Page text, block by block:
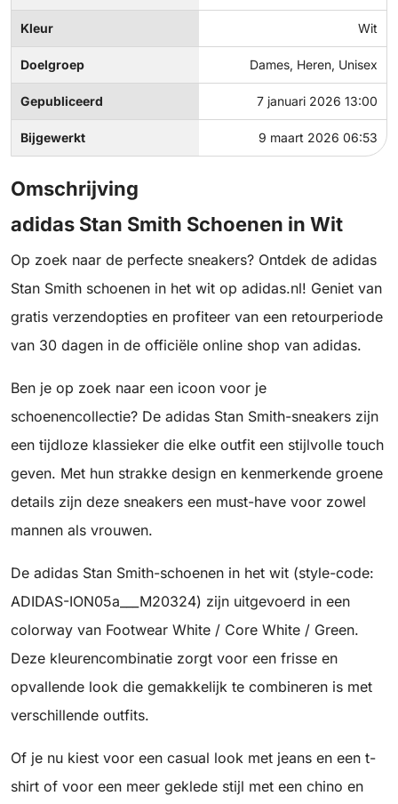
Kleur Wit
Doelgroep Dames, Heren, Unisex
Gepubliceerd 7 januari 2026 13:00
Bijgewerkt 9 maart 2026 06:53
Omschrijving
adidas Stan Smith Schoenen in Wit
Op zoek naar de perfecte sneakers? Ontdek de adidas
Stan Smith schoenen in het wit op adidas.nl! Geniet van
gratis verzendopties en profiteer van een retourperiode
van 30 dagen in de officiële online shop van adidas.
Ben je op zoek naar een icoon voor je
schoenencollectie? De adidas Stan Smith-sneakers zijn
een tijdloze klassieker die elke outfit een stijlvolle touch
geven. Met hun strakke design en kenmerkende groene
details zijn deze sneakers een must-have voor zowel
mannen als vrouwen.
De adidas Stan Smith-schoenen in het wit (style-code:
ADIDAS-ION05a___M20324) zijn uitgevoerd in een
colorway van Footwear White / Core White / Green.
Deze kleurencombinatie zorgt voor een frisse en
opvallende look die gemakkelijk te combineren is met
verschillende outfits.
Of je nu kiest voor een casual look met jeans en een t-
shirt of voor een meer geklede stijl met een chino en